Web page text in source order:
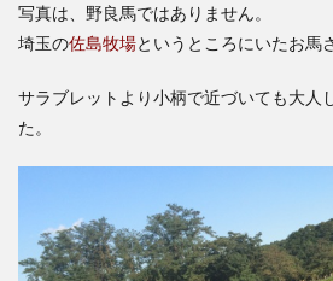
写真は、野良馬ではありません。
埼玉の佐島牧場というところにいたお馬
サラブレットより小柄で近づいても大人
た。